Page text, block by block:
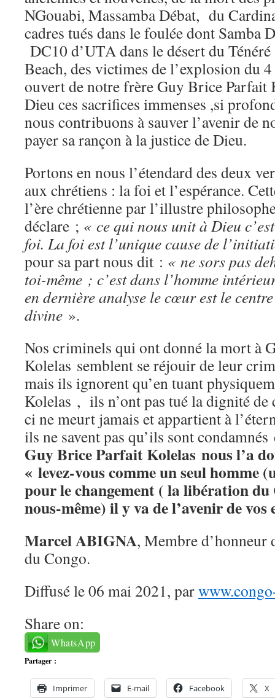
NGouabi, Massamba Débat, du
cadres tués dans le foulée dont Samba
DC10 d’UTA dans le désert du
Beach, des victimes de l’explosion du
ouvert de notre frère Guy Brice Parfait
Dieu ces sacrifices immenses ,si
nous contribuons à sauver l’avenir de
payer sa rançon à la justice de Dieu.
Portons en nous l’étendard des deux
aux chrétiens : la foi et l’espérance.
l’ère chrétienne par l’illustre
déclare ; « ce qui nous unit à Dieu
foi. La foi est l’unique cause de
pour sa part nous dit : « ne sors pas
toi-même ; c’est dans l’homme
en dernière analyse le cœur est le
divine ».
Nos criminels qui ont donné la mort à
Kolelas semblent se réjouir de leur
mais ils ignorent qu’en tuant
Kolelas , ils n’ont pas tué la dignité de
ci ne meurt jamais et appartient à
ils ne savent pas qu’ils sont
Guy Brice Parfait Kolelas nous l’a
« levez-vous comme un seul homme
pour le changement ( la libération du
nous-même) il y va de l’avenir de vos
Marcel ABIGNA, Membre d’honneur
du Congo.
Diffusé le 06 mai 2021, par
Share on:
WhatsApp
Partager :
Imprimer E-mail Facebook X